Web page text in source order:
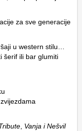
za sve generacije
u western stilu…
šerif ili bar glumiti
Vanja i Nešvil